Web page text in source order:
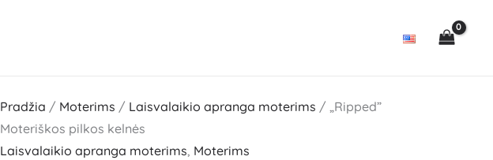
Pradžia / Moterims / Laisvalaikio apranga moterims / „Ripped”
Moteriškos pilkos kelnės
Laisvalaikio apranga moterims, Moterims
pilkos
kelnės